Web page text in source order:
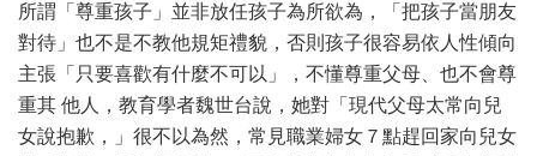
所謂「尊重孩子」並非放任孩子為所欲為，「把孩子當朋友
對待」也不是不教他規矩禮貌，否則孩子很容易依人性傾向
主張「只要喜歡有什麼不可以」，不懂尊重父母、也不會尊
重其 他人，教育學者魏世台說，她對「現代父母太常向兒
女說抱歉，」很不以為然，常見職業婦女７點趕回家向兒女